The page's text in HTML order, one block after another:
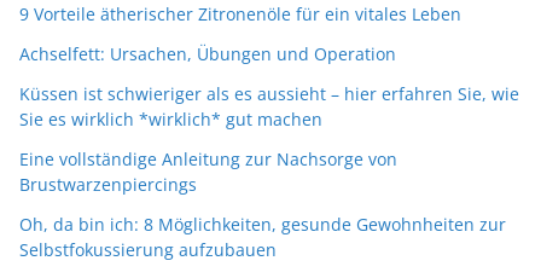
9 Vorteile ätherischer Zitronenöle für ein vitales Leben
Achselfett: Ursachen, Übungen und Operation
Küssen ist schwieriger als es aussieht – hier erfahren Sie, wie
Sie es wirklich *wirklich* gut machen
Eine vollständige Anleitung zur Nachsorge von
Brustwarzenpiercings
Oh, da bin ich: 8 Möglichkeiten, gesunde Gewohnheiten zur
Selbstfokussierung aufzubauen